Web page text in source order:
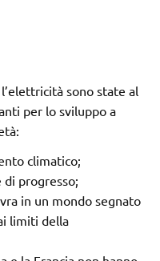
sono state al
per lo sviluppo a
climatico;
progresso;
in un mondo segnato
limiti della